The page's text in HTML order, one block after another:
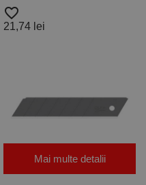
favorite_border
21,74 lei
Mai multe detalii
Script.com să
funcționeze
corect.
aplicații
limbajul PHP.